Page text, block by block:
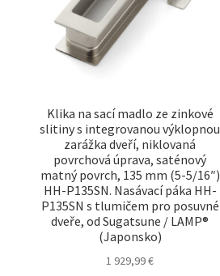
Klika na sací madlo ze zinkové
slitiny s integrovanou výklopnou
zarážka dveří, niklovaná
povrchová úprava, saténový
matný povrch, 135 mm (5-5/16″)
HH-P135SN. Nasávací páka HH-
P135SN s tlumičem pro posuvné
dveře, od Sugatsune / LAMP®
(Japonsko)
1 929,99€